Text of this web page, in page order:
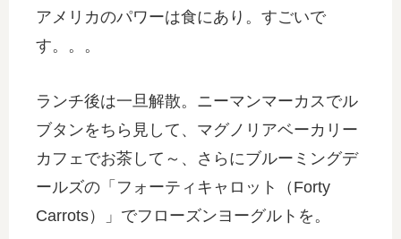
アメリカのパワーは食にあり。すごいで
す。。。
ランチ後は一旦解散。ニーマンマーカスでル
ブタンをちら見して、マグノリアベーカリー
カフェでお茶して～、さらにブルーミングデ
ールズの「フォーティキャロット（Forty
Carrots）」でフローズンヨーグルトを。